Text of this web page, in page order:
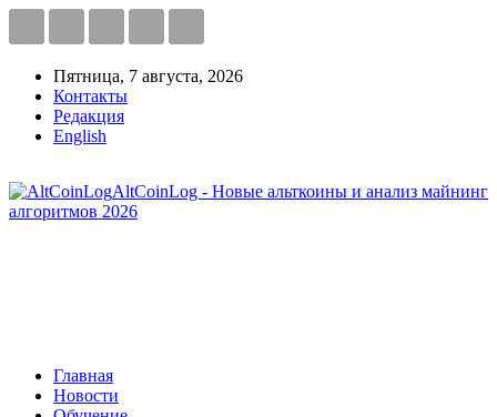
Пятница, 7 августа, 2026
Контакты
Редакция
English
AltCoinLog - Новые альткоины и анализ майнинг
алгоритмов 2026
Главная
Новости